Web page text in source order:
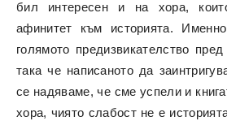
бил интересен и на хора,
афинитет към историята.
голямото предизвикателство
така че написаното да
се надяваме, че сме успели и
хора, чиято слабост не е